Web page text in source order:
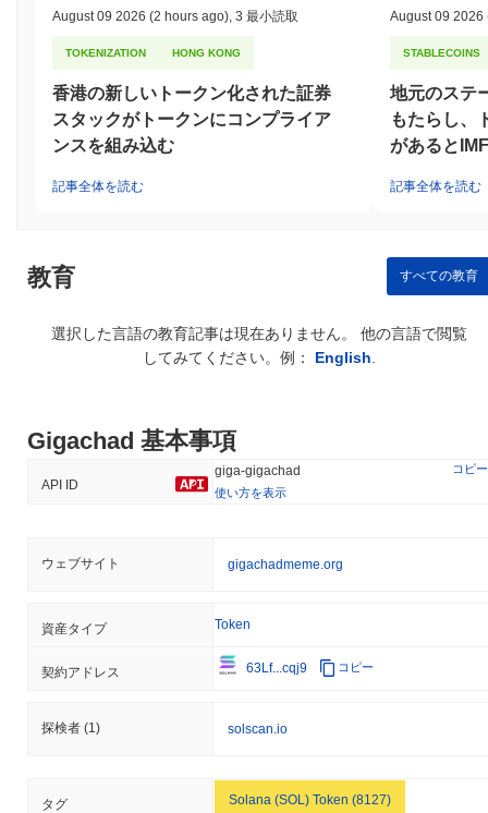
ュニティの関与を可能にする堅牢なガバナンスプロセスを通じて
さらに保護されています。これらのメカニズムは、ギガチャドネ
ットワークのレジリエンスとセキュリティに寄与しています。
ギガチャドは何か論争やリスクに直面しましたか？
ギガチャドは、設立以来、コミュニティガバナンスの争いと規制
の監視に関連するいくつかの論争に直面してきました。2023年初
が生じ、提案されたアップグレードを巡ってコミュニティ内で分
問題に対処しました。 さらに、ギガチャドは、特定の法域がその
地域の法律への準拠を疑問視した際に、規制上の課題に直面しま
を確保し、ホワイトペーパーを更新してコンプライアンス措置を
反映させました。 ギガチャドにとっての継続的なリスクには、市
めに、プロジェクトは堅牢なセキュリティ監査プログラムを確立
し、定期的な更新とコミュニティ関与イニシアティブを通じて透
Gigachad (GIGA)はどこで購入できますか？
ます。 最もアクティブなプラットフォームは
録しました。 その他の取引所には Kraken とGateがあります。
August 09 2026 (2 hours ago) 3 最小読取
TOKENIZATION HONG KONG
香港の新しいトークン化された証券
スタックがトークンにコンプライア
ンスを組み込む
記事全体を読む
August 09 2026
STABLECOINS
地元のステ
もたらし、
があると
記事全体を読む
教育 すべての教育
選択した言語の教育記事は現在ありません。 他の言語で閲覧
してみてください。例： English
Gigachad 基本事項
API ID
giga-gigachad
コピー
使い方を表示
ウェブサイト gigachadmeme.org
資産タイプ Token
契約アドレス 63Lf...cqj9 コピー
探検者 (1) solscan.io
タグ Solana (SOL) Token (8127)